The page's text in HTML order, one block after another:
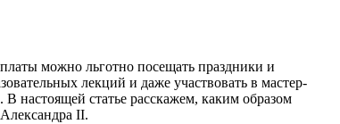
можно льготно посещать праздники и
лекций и даже участвовать в мастер-
настоящей статье расскажем, каким образом
II.